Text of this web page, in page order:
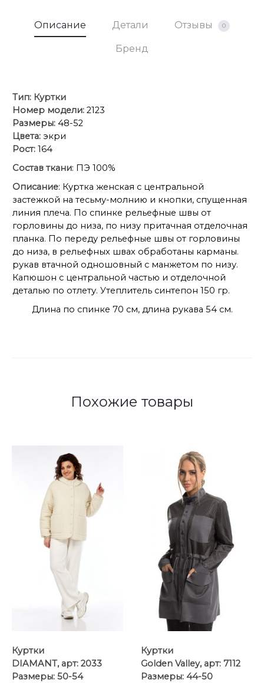
Описание Детали Отзывы 0
Бренд
Тип: Куртки
Номер модели: 2123
Размеры: 48-52
Цвета: экри
Рост: 164
Состав ткани: ПЭ 100%
Описание: Куртка женская с центральной
застежкой на тесьму-молнию и кнопки, спущенная
линия плеча. По спинке рельефные швы от
горловины до низа, по низу притачная отделочная
планка. По переду рельефные швы от горловины
до низа, в рельефных швах обработаны карманы.
рукав втачной одношовный с манжетом по низу.
Капюшон с центральной частью и отделочной
деталью по отлету. Утеплитель синтепон 150 гр.
Длина по спинке 70 см, длина рукава 54 см.
Похожие товары
Куртки
DIAMANT, арт: 2033
Размеры: 50-54
Куртки
Golden Valley, арт: 7112
Размеры: 44-50